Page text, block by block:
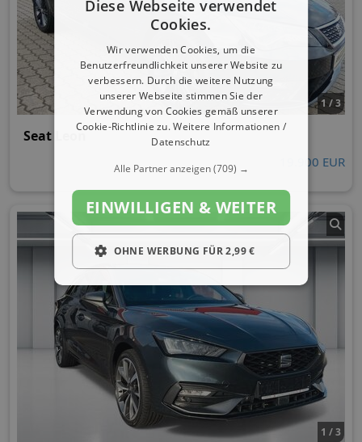
1 / 3
Seat Leon
19.900 EUR
1 / 3
Diese Webseite verwendet
Cookies.
Wir verwenden Cookies, um die
Benutzerfreundlichkeit unserer Website zu
verbessern. Durch die weitere Nutzung
unserer Webseite stimmen Sie der
Verwendung von Cookies gemäß unserer
Cookie-Richtlinie zu.Weitere Informationen /
Datenschutz
Alle Partner anzeigen(709) →
EINWILLIGEN & WEITER
OHNE WERBUNG FÜR 2,99 €